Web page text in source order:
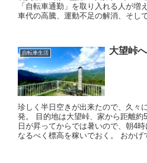
「自転車通勤」を取り入れる人が増
車代の高騰、運動不足の解消、そし
自転車生活 大望峠
珍しく半日空きが出来たので、久々
発。 目的地は大望峠、家から距離約
日が昇ってからでは暑いので、朝4
なるべく標高を稼いでおく。 おかげ